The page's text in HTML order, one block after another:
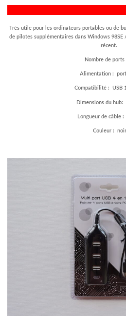
Très utile pour les ordinateurs portables ou de
de pilotes supplémentaires dans Windows
récent.
Nombre de
Alimentation : port
Compatibilité : USB
Dimensions du hub:
Longueur de câble
Couleur : noir